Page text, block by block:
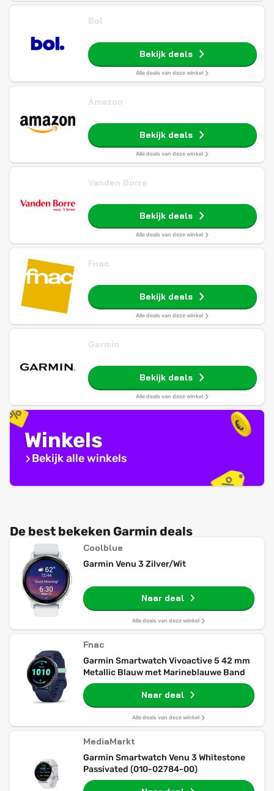
Bol
Bekijk deals
Alle deals van deze winkel
Amazon
Bekijk deals
Alle deals van deze winkel
Vanden Borre
Bekijk deals
Alle deals van deze winkel
Fnac
Bekijk deals
Alle deals van deze winkel
Garmin
Bekijk deals
Alle deals van deze winkel
Winkels
Bekijk alle winkels
De best bekeken Garmin deals
Coolblue
Garmin Venu 3 Zilver/Wit
Naar deal
Alle deals van deze winkel
Fnac
Garmin Smartwatch Vivoactive 5 42 mm
Metallic Blauw met Marineblauwe Band
Naar deal
Alle deals van deze winkel
MediaMarkt
Garmin Smartwatch Venu 3 Whitestone
Passivated (010-02784-00)